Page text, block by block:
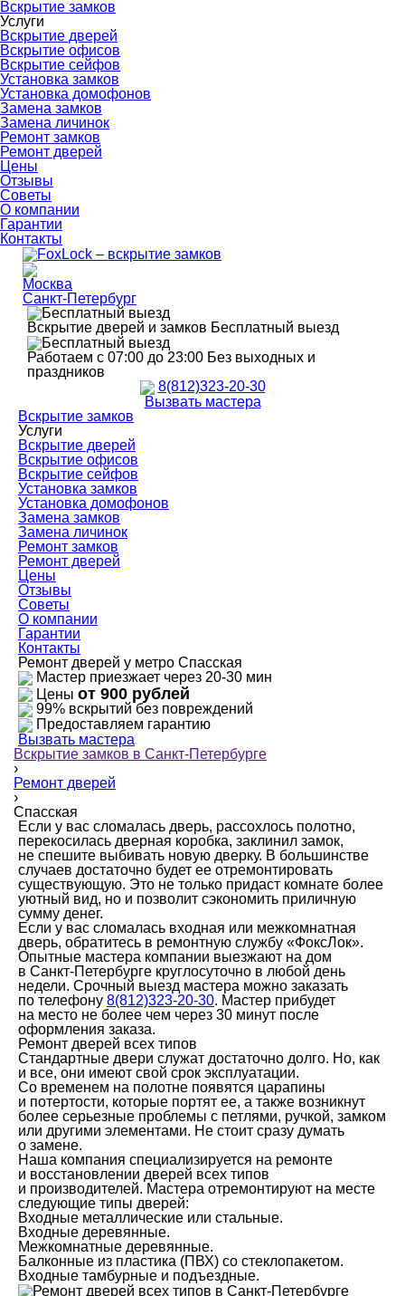
Вскрытие замков
Услуги
Вскрытие дверей
Вскрытие офисов
Вскрытие сейфов
Установка замков
Установка домофонов
Замена замков
Замена личинок
Ремонт замков
Ремонт дверей
Цены
Отзывы
Советы
О компании
Гарантии
Контакты
Москва
Санкт-Петербург
Вскрытие дверей и замков Бесплатный выезд
Работаем с 07:00 до 23:00 Без выходных и
праздников
8(812)323-20-30
Вызвать мастера
Вскрытие замков
Услуги
Вскрытие дверей
Вскрытие офисов
Вскрытие сейфов
Установка замков
Установка домофонов
Замена замков
Замена личинок
Ремонт замков
Ремонт дверей
Цены
Отзывы
Советы
О компании
Гарантии
Контакты
Ремонт дверей у метро Спасская
Мастер приезжает через 20-30 мин
Цены от 900 рублей
99% вскрытий без повреждений
Предоставляем гарантию
Вызвать мастера
Вскрытие замков в Санкт-Петербурге
›
Ремонт дверей
›
Спасская
Если у вас сломалась дверь, рассохлось полотно,
перекосилась дверная коробка, заклинил замок,
не спешите выбивать новую дверку. В большинстве
случаев достаточно будет ее отремонтировать
существующую. Это не только придаст комнате более
уютный вид, но и позволит сэкономить приличную
сумму денег.
Если у вас сломалась входная или межкомнатная
дверь, обратитесь в ремонтную службу «ФоксЛок».
Опытные мастера компании выезжают на дом
в Санкт-Петербурге круглосуточно в любой день
недели. Срочный выезд мастера можно заказать
по телефону 8(812)323-20-30. Мастер прибудет
на место не более чем через 30 минут после
оформления заказа.
Ремонт дверей всех типов
Стандартные двери служат достаточно долго. Но, как
и все, они имеют свой срок эксплуатации.
Со временем на полотне появятся царапины
и потертости, которые портят ее, а также возникнут
более серьезные проблемы с петлями, ручкой, замком
или другими элементами. Не стоит сразу думать
о замене.
Наша компания специализируется на ремонте
и восстановлении дверей всех типов
и производителей. Мастера отремонтируют на месте
следующие типы дверей:
Входные металлические или стальные.
Входные деревянные.
Межкомнатные деревянные.
Балконные из пластика (ПВХ) со стеклопакетом.
Входные тамбурные и подъездные.